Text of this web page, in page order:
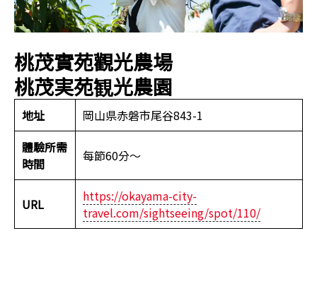
桃茂實苑觀光農場
桃茂実苑観光農園
地址
岡山県赤磐市尾谷843-1
體驗所需
時間
每節60分～
URL
https://okayama-city-
travel.com/sightseeing/spot/110/